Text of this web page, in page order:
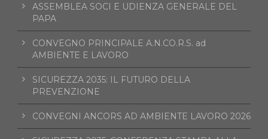
ASSEMBLEA SOCI E UDIENZA GENERALE DEL
PAPA
CONVEGNO PRINCIPALE A.N.CO.R.S. ad
AMBIENTE E LAVORO
SICUREZZA 2035: IL FUTURO DELLA
PREVENZIONE
CONVEGNI ANCORS AD AMBIENTE LAVORO 2026